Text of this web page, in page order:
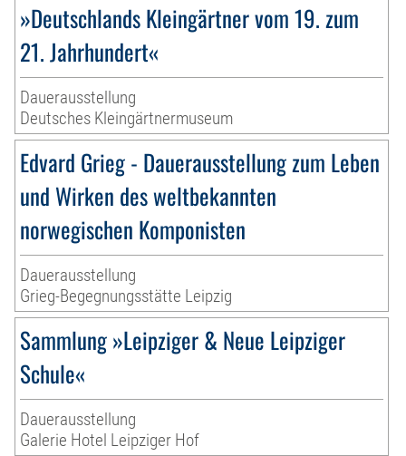
»Deutschlands Kleingärtner vom 19. zum
21. Jahrhundert«
Dauerausstellung
Deutsches Kleingärtnermuseum
Edvard Grieg - Dauerausstellung zum Leben
und Wirken des weltbekannten
norwegischen Komponisten
Dauerausstellung
Grieg-Begegnungsstätte Leipzig
Sammlung »Leipziger & Neue Leipziger
Schule«
Dauerausstellung
Galerie Hotel Leipziger Hof